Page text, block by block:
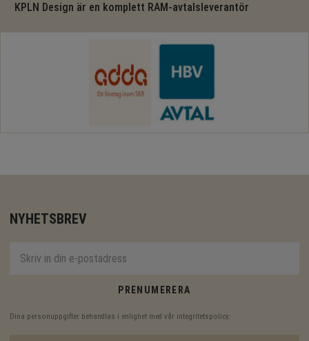
KPLN Design är en komplett RAM-avtalsleverantör
NYHETSBREV
PRENUMERERA
Dina personuppgifter behandlas i enlighet med vår integritetspolicy